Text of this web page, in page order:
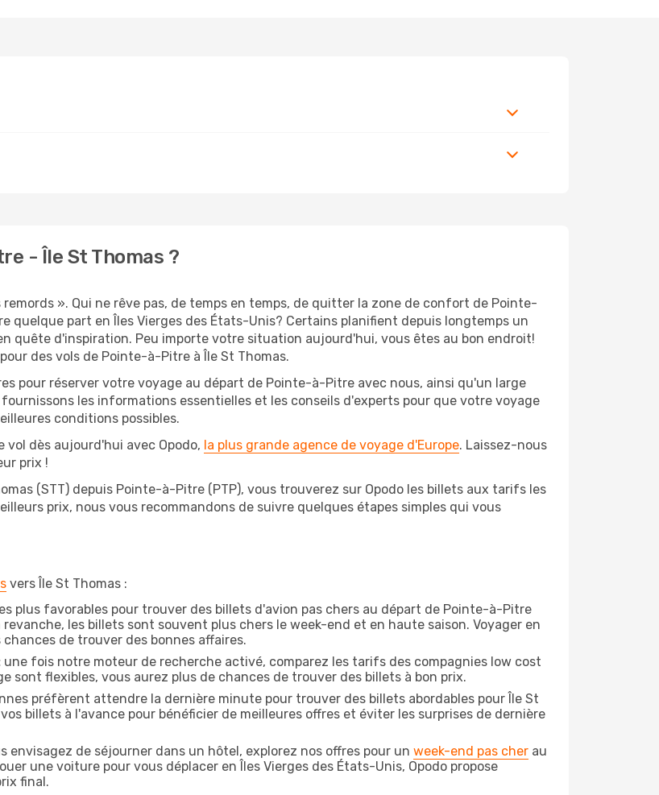
- Île St Thomas ?
». Qui ne rêve pas, de temps en temps, de quitter la zone de confort de Pointe-
quelque part en Îles Vierges des États-Unis? Certains planifient depuis longtemps un
quête d'inspiration. Peu importe votre situation aujourd'hui, vous êtes au bon endroit!
des vols de Pointe-à-Pitre à Île St Thomas.
pour réserver votre voyage au départ de Pointe-à-Pitre avec nous, ainsi qu'un large
les informations essentielles et les conseils d'experts pour que votre voyage
conditions possibles.
dès aujourd'hui avec Opodo, la plus grande agence de voyage d'Europe. Laissez-nous
prix !
(STT) depuis Pointe-à-Pitre (PTP), vous trouverez sur Opodo les billets aux tarifs les
prix, nous vous recommandons de suivre quelques étapes simples qui vous
vers Île St Thomas :
plus favorables pour trouver des billets d'avion pas chers au départ de Pointe-à-Pitre
les billets sont souvent plus chers le week-end et en haute saison. Voyager en
de trouver des bonnes affaires.
une fois notre moteur de recherche activé, comparez les tarifs des compagnies low cost
sont flexibles, vous aurez plus de chances de trouver des billets à bon prix.
préfèrent attendre la dernière minute pour trouver des billets abordables pour Île St
billets à l'avance pour bénéficier de meilleures offres et éviter les surprises de dernière
envisagez de séjourner dans un hôtel, explorez nos offres pour un week-end pas cher au
une voiture pour vous déplacer en Îles Vierges des États-Unis, Opodo propose
final.